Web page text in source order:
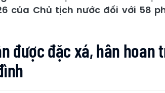
của Chủ tịch nước đối với 58
được đặc xá, hân hoan